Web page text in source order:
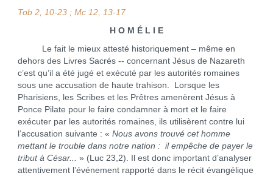
Tob 2, 10-23 ; Mc 12, 13-17
H O M É L I E
Le fait le mieux attesté historiquement – même en
dehors des Livres Sacrés -- concernant Jésus de Nazareth
c’est qu’il a été jugé et exécuté par les autorités romaines
sous une accusation de haute trahison. Lorsque les
Pharisiens, les Scribes et les Prêtres amenèrent Jésus à
Ponce Pilate pour le faire condamner à mort et le faire
exécuter par les autorités romaines, ils utilisèrent contre lui
l’accusation suivante : « Nous avons trouvé cet homme
mettant le trouble dans notre nation : il empêche de payer le
tribut à César... » (Luc 23,2). Il est donc important d’analyser
attentivement l’événement rapporté dans le récit évangélique